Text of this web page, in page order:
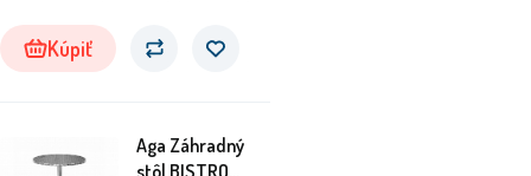
Kúpiť
Aga Záhradný
stôl BISTRO